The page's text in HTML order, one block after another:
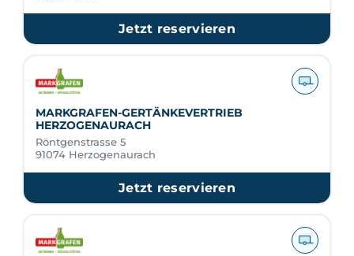
Jetzt reservieren
MARKGRAFEN-GERTÄNKEVERTRIEB
HERZOGENAURACH
Röntgenstrasse 5
91074 Herzogenaurach
Jetzt reservieren